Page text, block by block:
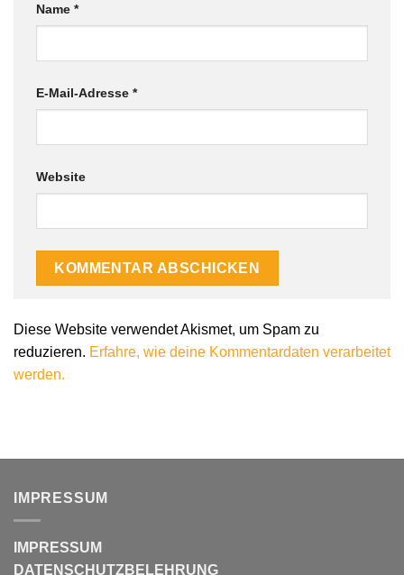
Name *
E-Mail-Adresse *
Website
Diese Website verwendet Akismet, um Spam zu
reduzieren. Erfahre, wie deine Kommentardaten verarbeitet
werden.
IMPRESSUM
IMPRESSUM
DATENSCHUTZBELEHRUNG